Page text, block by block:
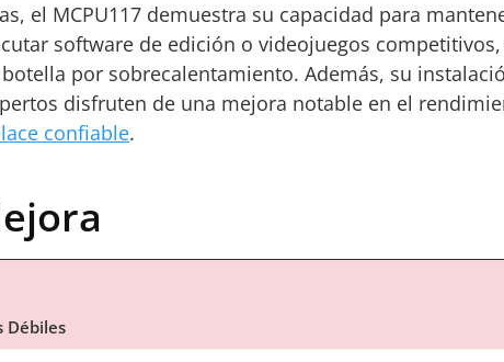
el MCPU117 demuestra su capacidad para
software de edición o videojuegos
por sobrecalentamiento. Además, su
disfruten de una mejora notable en el
confiable.
Débiles